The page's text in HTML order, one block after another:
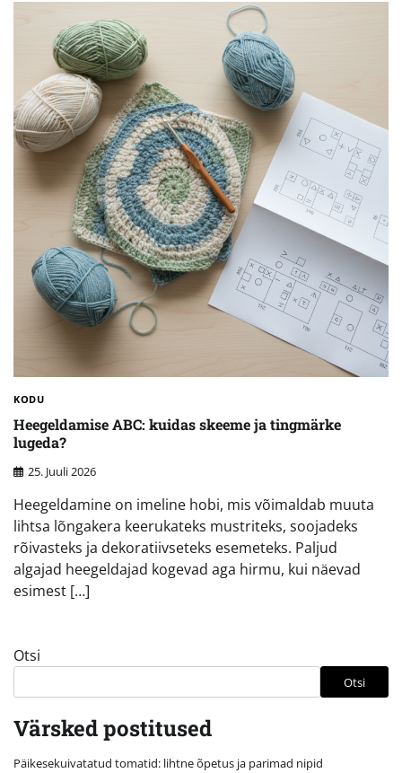
KODU
Heegeldamise ABC: kuidas skeeme ja tingmärke
lugeda?
25. Juuli 2026
Heegeldamine on imeline hobi, mis võimaldab muuta
lihtsa lõngakera keerukateks mustriteks, soojadeks
rõivasteks ja dekoratiivseteks esemeteks. Paljud
algajad heegeldajad kogevad aga hirmu, kui näevad
esimest […]
Otsi
Otsi
Värsked postitused
Päikesekuivatatud tomatid: lihtne õpetus ja parimad nipid